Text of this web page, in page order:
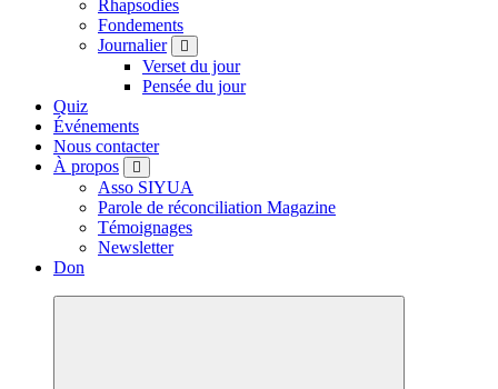
Rhapsodies
Fondements
Journalier
Verset du jour
Pensée du jour
Quiz
Événements
Nous contacter
À propos
Asso SIYUA
Parole de réconciliation Magazine
Témoignages
Newsletter
Don